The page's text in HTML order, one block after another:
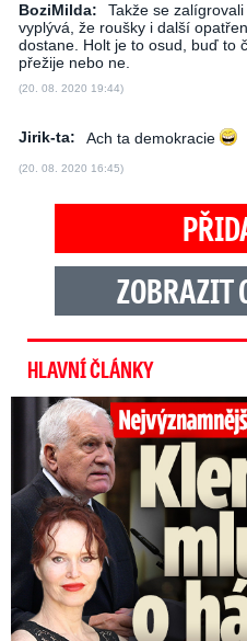
BoziMilda:
Takže se
vyplývá, že roušky i další
dostane. Holt je to osud, buď to
přežije nebo ne.
(20. 08. 2020 19:44)
Jirik-ta: Ach ta demokracie
(20. 08. 2020 16:45)
ZOBRAZIT
HLAVNÍ ČLÁNKY
Top momenty pohřbu